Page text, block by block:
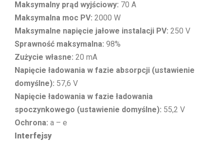
Maksymalny prąd wyjściowy: 70 A
Maksymalna moc PV: 2000 W
Maksymalne napięcie jałowe instalacji PV: 250 V
Sprawność maksymalna: 98%
Zużycie własne: 20 mA
Napięcie ładowania w fazie absorpcji (ustawienie
domyślne): 57,6 V
Napięcie ładowania w fazie ładowania
spoczynkowego (ustawienie domyślne): 55,2 V
Ochrona: a – e
Interfejsy